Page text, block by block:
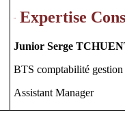
¨ Expertise
Junior Serge
BTS comptabilité gestion
Assistant Manager